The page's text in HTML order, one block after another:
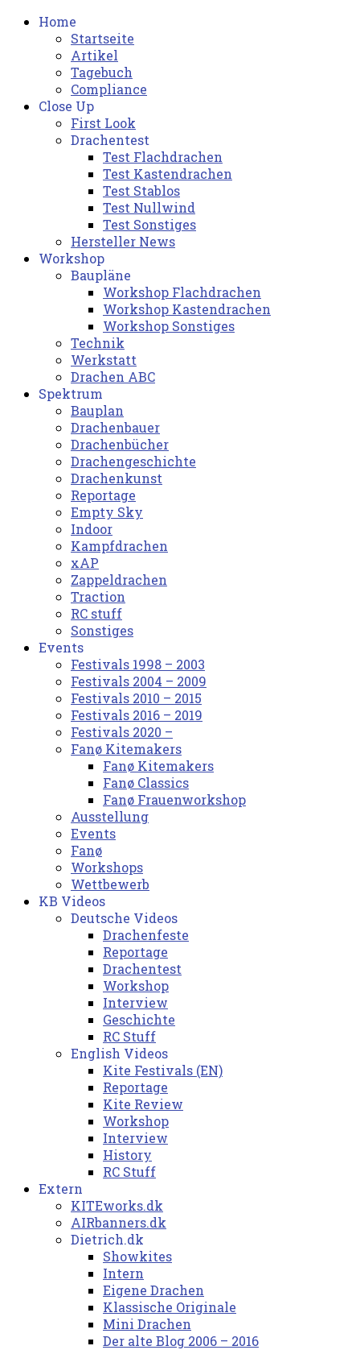
Home
Startseite
Artikel
Tagebuch
Compliance
Close Up
First Look
Drachentest
Test Flachdrachen
Test Kastendrachen
Test Stablos
Test Nullwind
Test Sonstiges
Hersteller News
Workshop
Baupläne
Workshop Flachdrachen
Workshop Kastendrachen
Workshop Sonstiges
Technik
Werkstatt
Drachen ABC
Spektrum
Bauplan
Drachenbauer
Drachenbücher
Drachengeschichte
Drachenkunst
Reportage
Empty Sky
Indoor
Kampfdrachen
xAP
Zappeldrachen
Traction
RC stuff
Sonstiges
Events
Festivals 1998 – 2003
Festivals 2004 – 2009
Festivals 2010 – 2015
Festivals 2016 – 2019
Festivals 2020 –
Fanø Kitemakers
Fanø Kitemakers
Fanø Classics
Fanø Frauenworkshop
Ausstellung
Events
Fanø
Workshops
Wettbewerb
KB Videos
Deutsche Videos
Drachenfeste
Reportage
Drachentest
Workshop
Interview
Geschichte
RC Stuff
English Videos
Kite Festivals (EN)
Reportage
Kite Review
Workshop
Interview
History
RC Stuff
Extern
KITEworks.dk
AIRbanners.dk
Dietrich.dk
Showkites
Intern
Eigene Drachen
Klassische Originale
Mini Drachen
Der alte Blog 2006 – 2016